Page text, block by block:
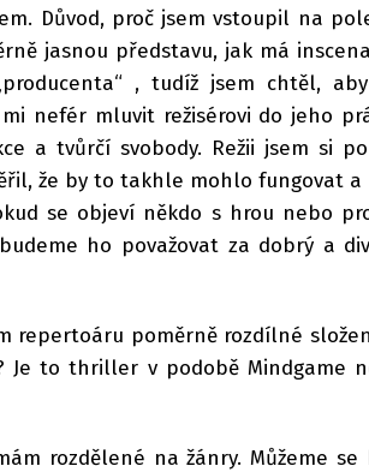
Důvod, proč jsem vstoupil na
jasnou představu, jak má
, tudíž jsem chtěl,
nefér mluvit režisérovi do jeho
a tvůrčí svobody. Režii jsem si
že by to takhle mohlo fungovat
se objeví někdo s hrou nebo
ho považovat za dobrý a
repertoáru poměrně rozdílné
Je to thriller v podobě Mindgame
rozdělené na žánry. Můžeme